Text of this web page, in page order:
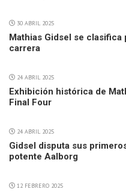
30 ABRIL 2025
Mathias Gidsel se clasifica
carrera
24 ABRIL 2025
Exhibición histórica de
Final Four
24 ABRIL 2025
Gidsel disputa sus
potente Aalborg
12 FEBRERO 2025